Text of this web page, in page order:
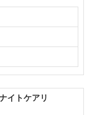
イトケアリ